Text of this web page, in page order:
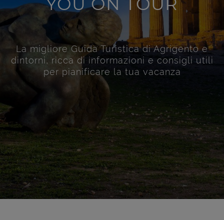
La migliore Guida Turistica di Agrigento e
dintorni, ricca di informazioni e consigli utili
per pianificare la tua vacanza